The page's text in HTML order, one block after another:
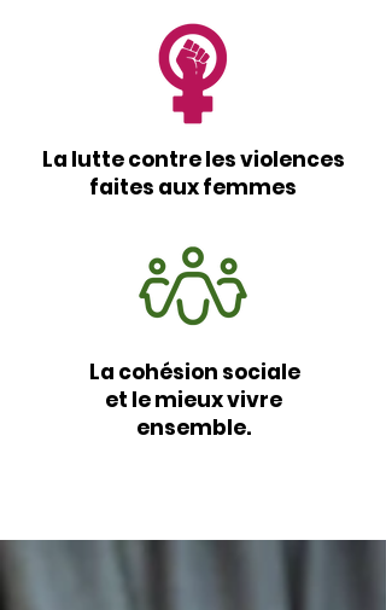
La lutte contre les violences
faites aux femmes
La cohésion sociale
et le mieux vivre
ensemble.